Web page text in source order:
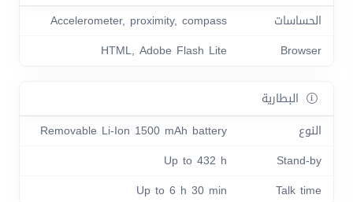
الحساسات
Accelerometer, proximity, compass
Browser
HTML, Adobe Flash Lite
البطارية
النوع
Removable Li-Ion 1500 mAh battery
Stand-by
Up to 432 h
Talk time
Up to 6 h 30 min